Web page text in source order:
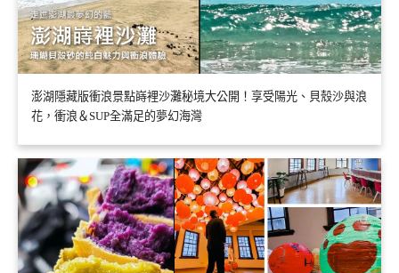
澎湖隱藏版衝浪景點嵵裡沙灘秘境大公開！享受陽光、貝殼沙與浪
花，衝浪＆SUP全滿足的夢幻海灣